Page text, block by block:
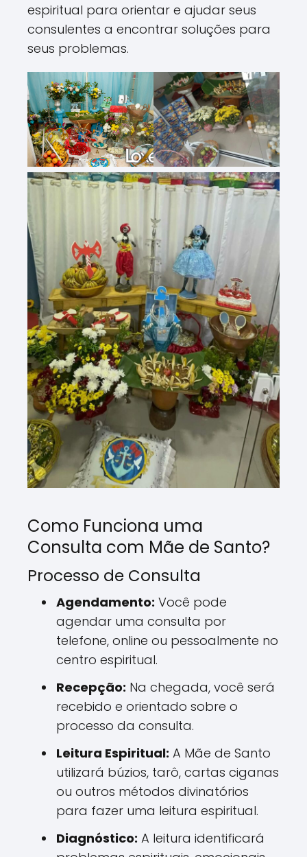
espiritual para orientar e ajudar seus
consulentes a encontrar soluções para
seus problemas.
Como Funciona uma
Consulta com Mãe de Santo?
Processo de Consulta
Agendamento: Você pode
agendar uma consulta por
telefone, online ou pessoalmente no
centro espiritual.
Recepção: Na chegada, você será
recebido e orientado sobre o
processo da consulta.
Leitura Espiritual: A Mãe de Santo
utilizará búzios, tarô, cartas ciganas
ou outros métodos divinatórios
para fazer uma leitura espiritual.
Diagnóstico: A leitura identificará